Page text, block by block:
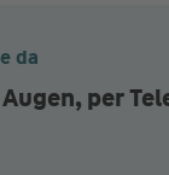
da
per